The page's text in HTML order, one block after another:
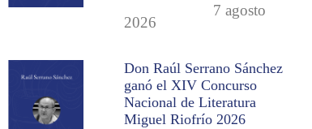
7 agosto
2026
Don Raúl Serrano Sánchez
ganó el XIV Concurso
Nacional de Literatura
Miguel Riofrío 2026